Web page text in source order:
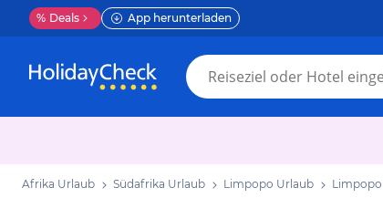
% Deals App herunterladen
Afrika Urlaub Südafrika Urlaub Limpopo Urlaub